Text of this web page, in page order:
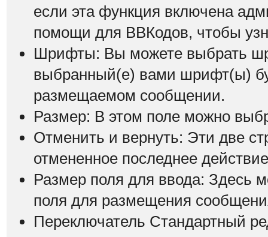
если эта функция включена
помощи для ВВКодов, чтобы
Шрифты: Вы можете выбрать
выбранный(е) вами шрифт(ы)
размещаемом сообщении.
Размер: В этом поле можно
Отменить и вернуть: Эти две
отмененное последнее
Размер поля для ввода: Здесь
поля для размещения
Переключатель Стандартный